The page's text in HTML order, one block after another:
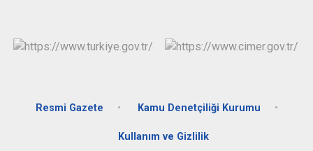
Resmi Gazete Kamu Denetçiliği Kurumu
Kullanım ve Gizlilik